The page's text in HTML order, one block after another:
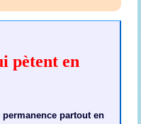
pètent en
partout en